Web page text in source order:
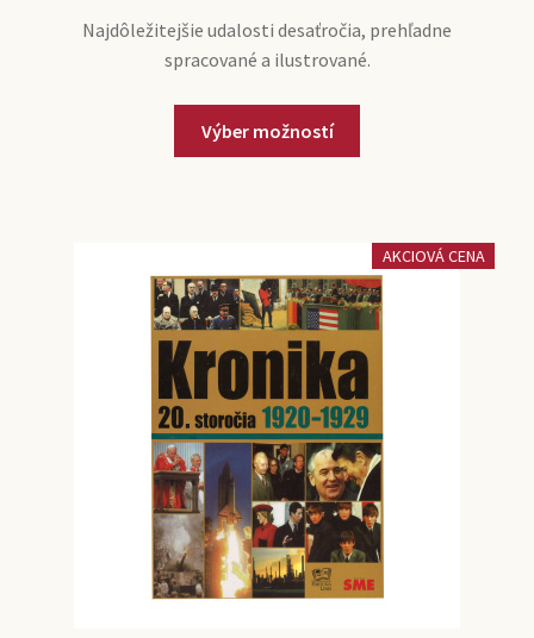
Najdôležitejšie udalosti desaťročia, prehľadne
spracované a ilustrované.
Výber možností
AKCIOVÁ CENA